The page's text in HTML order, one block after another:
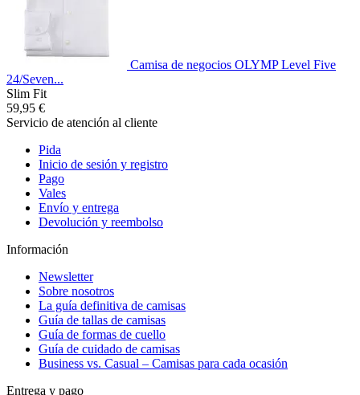
Camisa de negocios OLYMP Level Five
24/Seven...
Slim Fit
59,95 €
Servicio de atención al cliente
Pida
Inicio de sesión y registro
Pago
Vales
Envío y entrega
Devolución y reembolso
Información
Newsletter
Sobre nosotros
La guía definitiva de camisas
Guía de tallas de camisas
Guía de formas de cuello
Guía de cuidado de camisas
Business vs. Casual – Camisas para cada ocasión
Entrega y pago